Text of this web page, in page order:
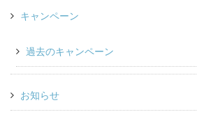
キャンペーン
過去のキャンペーン
お知らせ